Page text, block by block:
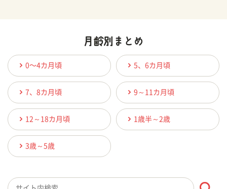
0〜4カ月頃 5、6カ月頃
7、8カ月頃 9～11カ月頃
12～18カ月頃 1歳半～2歳
3歳～5歳